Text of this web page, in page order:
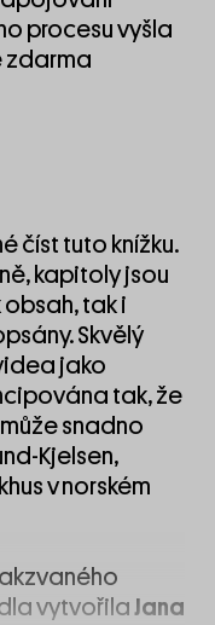
procesu vyšla
zdarma
číst tuto knížku.
kapitoly jsou
obsah, tak i
Skvělý
jako
tak, že
snadno
Kjelsen,
v norském
vytvořilaJana